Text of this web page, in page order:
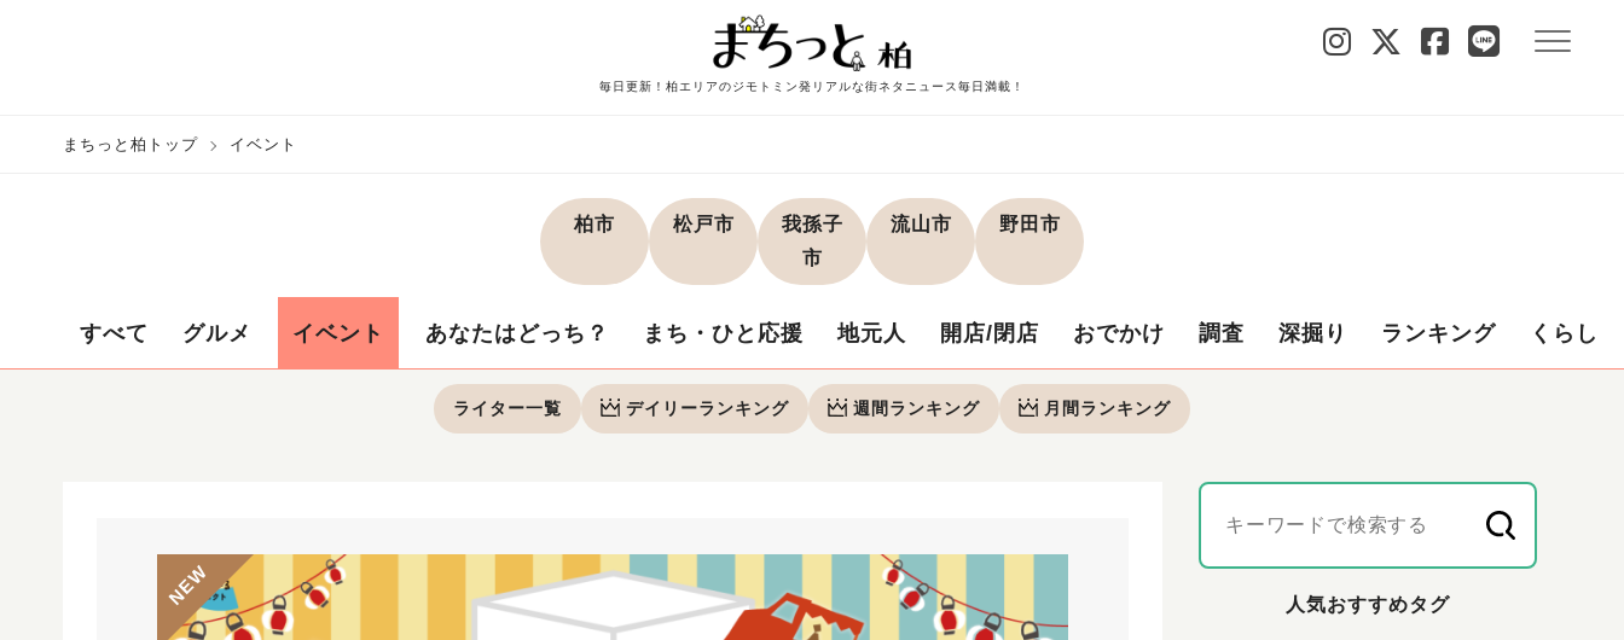
毎日更新！柏エリアのジモトミン発リアルな街ネタニュース毎日満載！
まちっと柏トップ イベント
柏市 松戸市
我孫子
市
流山市 野田市
すべて グルメ イベント あなたはどっち？ まち・ひと応援 地元人 開店/閉店 おでかけ 調査 深掘り ランキング くらし
ライター一覧 デイリーランキング 週間 ランキング 月間 ランキング
人気おすすめタグ